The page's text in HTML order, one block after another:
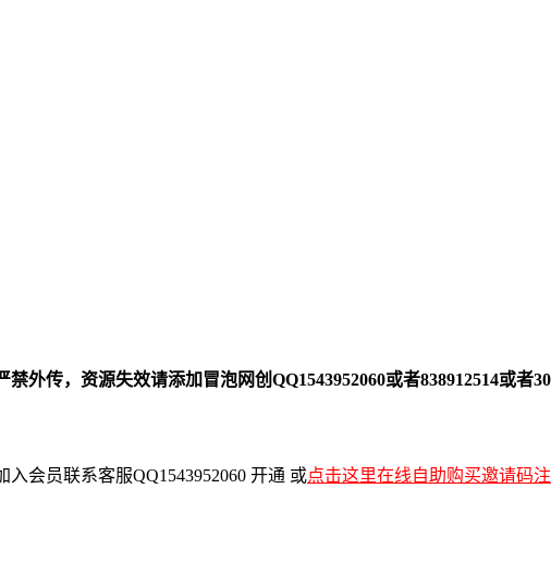
外传，资源失效请添加冒泡网创QQ1543952060或者838912514或者
会员联系客服QQ1543952060 开通 或点击这里在线自助购买邀请码